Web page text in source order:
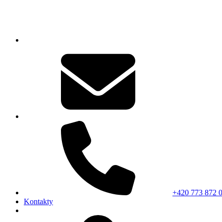
+420 773 872
Kontakty